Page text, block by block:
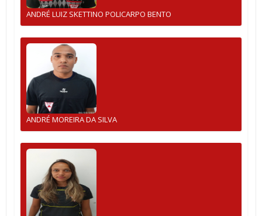
ANDRÉ LUIZ SKETTINO POLICARPO BENTO
ANDRÉ MOREIRA DA SILVA